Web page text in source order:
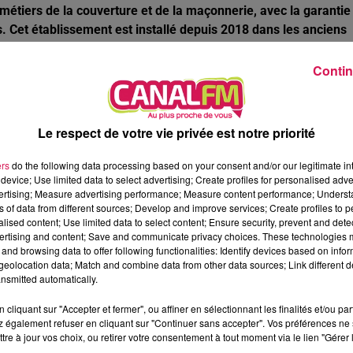
de la couverture et de la maçonnerie, avec la garantie
Cet établissement est installé depuis 2018 dans les anciens
la gare de Fourmies. Quant aux formations liées au bois et
l’ancien site vétuste des Compagnons du tour de France à
désormais sérieusement à l'étude.
réhabilitation et d’extension pour
2 salles supplémentaires pour le dédoublement des
à l’arrière du bâtiment actuel, pour regrouper les écoles
pourra alors accueillir jusqu’à 260 élèves. Le coût total de
jusqu’à 80 % de subvention, via notamment une dotation
Le respect de votre vie privée est notre priorité
do the following data processing based on your consent and/or our legitimate
Use limited data to select advertising; Create profiles for personalised
Measure advertising performance; Measure content performance;
of data from different sources; Develop and improve services; Create profiles to
content; Use limited data to select content; Ensure security, prevent and
and content; Save and communicate privacy choices. These technologies
browsing data to offer following functionalities: Identify devices based on
data; Match and combine data from other data sources; Link different
automatically.
cliquant sur "Accepter et fermer", ou affiner en sélectionnant les finalités et/ou
également refuser en cliquant sur "Continuer sans accepter". Vos préférences
à jour vos choix, ou retirer votre consentement à tout moment via le lien